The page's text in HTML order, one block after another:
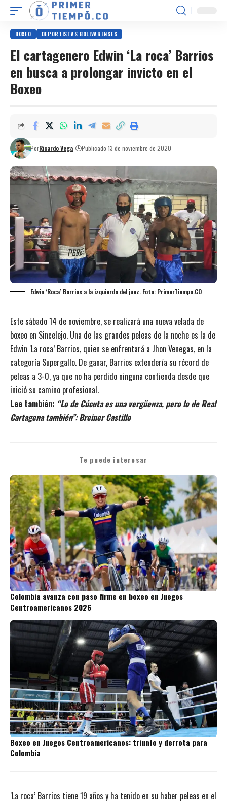
BOXEO DEPORTISTAS BOLIVARENSES
El cartagenero Edwin ‘La roca’ Barrios
en busca a prolongar invicto en el
Boxeo
PorRicardo Vega Publicado 13 de noviembre de 2020
Edwin ‘Roca’ Barrios a la izquierda del juez. Foto: PrimerTiempo.CO
Este sábado 14 de noviembre, se realizará una nueva velada de
boxeo en Sincelejo. Una de las grandes peleas de la noche es la de
Edwin ‘La roca’ Barrios, quien se enfrentará a Jhon Venegas, en la
categoría Supergallo. De ganar, Barrios extendería su récord de
peleas a 3-0, ya que no ha perdido ninguna contienda desde que
inició su camino profesional.
Lee también: “Lo de Cúcuta es una vergüenza, pero lo de Real
Cartagena también”: Breiner Castillo
Te puede interesar
Colombia avanza con paso firme en boxeo en Juegos
Centroamericanos 2026
Boxeo en Juegos Centroamericanos: triunfo y derrota para
Colombia
‘La roca’ Barrios tiene 19 años y ha tenido en su haber peleas en el